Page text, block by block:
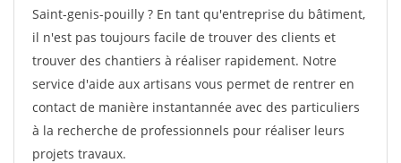
Saint-genis-pouilly ? En tant qu'entreprise du bâtiment,
il n'est pas toujours facile de trouver des clients et
trouver des chantiers à réaliser rapidement. Notre
service d'aide aux artisans vous permet de rentrer en
contact de manière instantannée avec des particuliers
à la recherche de professionnels pour réaliser leurs
projets travaux.